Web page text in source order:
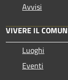
Avvisi
VIVERE IL
Luoghi
Eventi